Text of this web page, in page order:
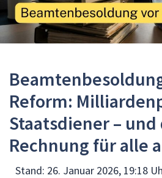
Reform:
Staatsdiener – und
Rechnung für alle
Stand: 26. Januar 2026, 19:18